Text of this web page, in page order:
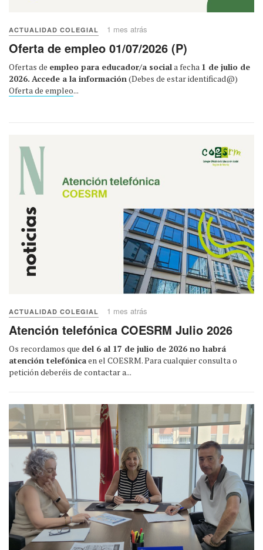
ACTUALIDAD COLEGIAL 1 mes atrás
Oferta de empleo 01/07/2026 (P)
Ofertas de empleo para educador/a sociala fecha 1 de julio de
2026. Accede a la información (Debes de estar identificad@)
Oferta de empleo...
ACTUALIDAD COLEGIAL 1 mes atrás
Atención telefónica COESRM Julio 2026
Os recordamos que del 6 al 17 de julio de 2026 no habrá
atención telefónicaen el COESRM. Para cualquier consulta o
petición deberéis de contactar a...